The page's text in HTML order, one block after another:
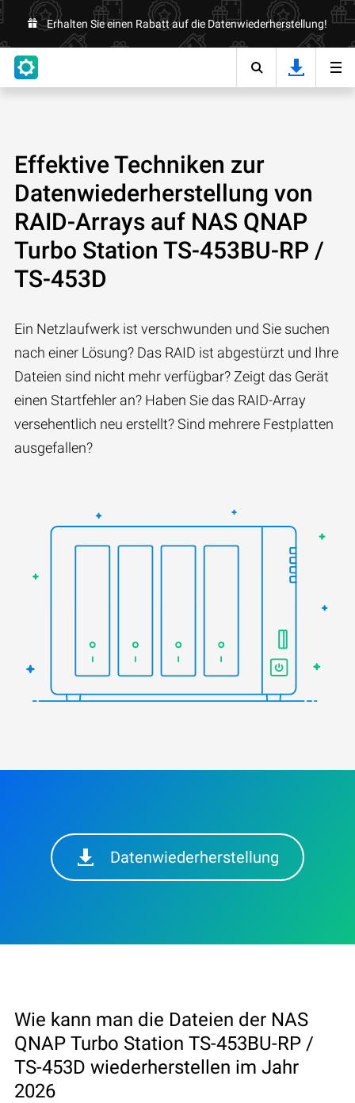
Erhalten Sie einen Rabatt auf die Datenwiederherstellung!
Effektive Techniken zur
Datenwiederherstellung von
RAID-Arrays auf NAS QNAP
Turbo Station TS-453BU-RP /
TS-453D
Ein Netzlaufwerk ist verschwunden und Sie suchen
nach einer Lösung? Das RAID ist abgestürzt und Ihre
Dateien sind nicht mehr verfügbar? Zeigt das Gerät
einen Startfehler an? Haben Sie das RAID-Array
versehentlich neu erstellt? Sind mehrere Festplatten
ausgefallen?
Datenwiederherstellung
Wie kann man die Dateien der NAS
QNAP Turbo Station TS-453BU-RP /
TS-453D wiederherstellen im Jahr
2026